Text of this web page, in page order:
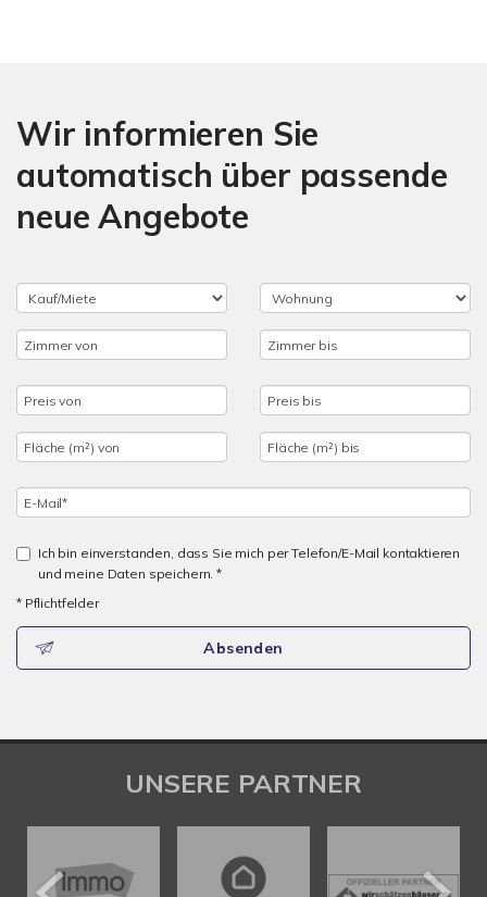
Wir informieren Sie
automatisch über passende
neue Angebote
Ich bin einverstanden, dass Sie mich per Telefon/E-Mail kontaktieren
und meine Daten speichern. *
* Pflichtfelder
Absenden
UNSERE PARTNER